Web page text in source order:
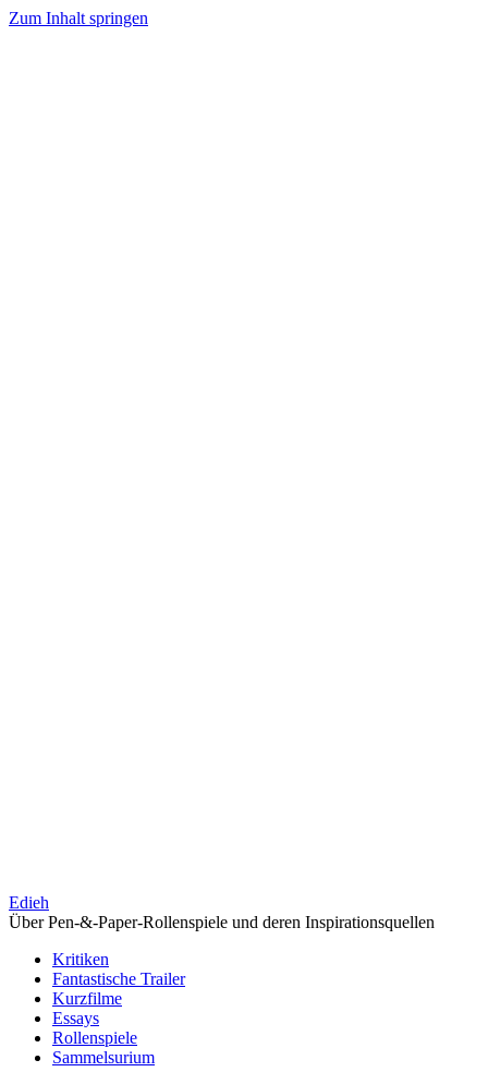
Zum Inhalt springen
Edieh
Über Pen-&-Paper-Rollenspiele und deren Inspirationsquellen
Kritiken
Fantastische Trailer
Kurzfilme
Essays
Rollenspiele
Sammelsurium